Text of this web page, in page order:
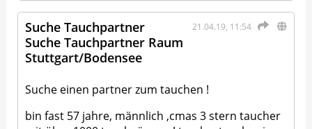
21.04.19, 11:54
Suche Tauchpartner
Suche Tauchpartner Raum
Stuttgart/Bodensee
Suche einen partner zum tauchen !
bin fast 57 jahre, männlich ,cmas 3 stern taucher